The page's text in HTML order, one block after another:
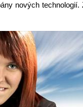
nových technologií.